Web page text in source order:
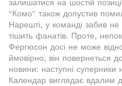
залишатися на шостій
"Комо" також допустив
Нарешті, у команді забив
тішить фанатів. Проте,
Фергюсон досі не може
ймовірно, він повернеться
новини: наступні
Календар виглядає вдалим